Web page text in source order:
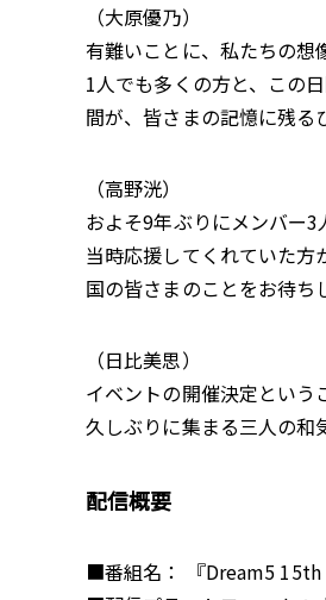
（大原優乃）
有難いことに、私たちの想
1人でも多くの方と、この
間が、皆さまの記憶に残る
（高野洸）
およそ9年ぶりにメンバー3
当時応援してくれていた方
国の皆さまのことをお待ち
（日比美思）
イベントの開催決定という
久しぶりに集まる三人の和
配信概要
■番組名： 『Dream5